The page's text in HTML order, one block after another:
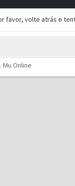
favor, volte atrás e
. Mu Online